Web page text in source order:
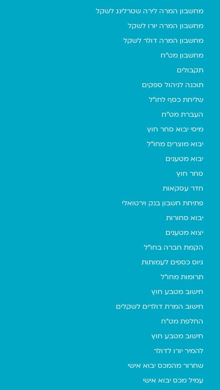
מחשבון המרה לירה שטרלינג לשקל
מחשבון המרה יורו לשקל
מחשבון המרה דולר לשקל
מחשבון מט"ח
תקבולים
תוכנה לניהול ספקים
שליחת כסף לחו"ל
העברת מט"ח
מיסי יבוא סחר חוץ
יבוא מוצרים מחו"ל
יבוא מטענים
סחר חוץ
חדר עסקאות
פתיחת חשבון בנק וירטואלי
יבוא סחורות
יצוא מטענים
הקמת חברה בחו"ל
גיוס כספים לעמותות
תרומות מחו"ל
חישוב מטבע חוץ
חישוב המרת דולרים לשקלים
החלפת מט"ח
חישוב מטבע חוץ
להמיר יורו לדולר
שחרור מהמכס יבוא אישי
עמיל מכס יבוא אישי